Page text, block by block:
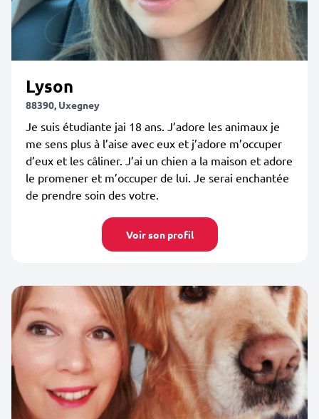
Lyson
88390, Uxegney
Je suis étudiante jai 18 ans. J’adore les animaux je
me sens plus à l’aise avec eux et j’adore m’occuper
d’eux et les câliner. J’ai un chien a la maison et adore
le promener et m’occuper de lui. Je serai enchantée
de prendre soin des votre.
Voir son profil